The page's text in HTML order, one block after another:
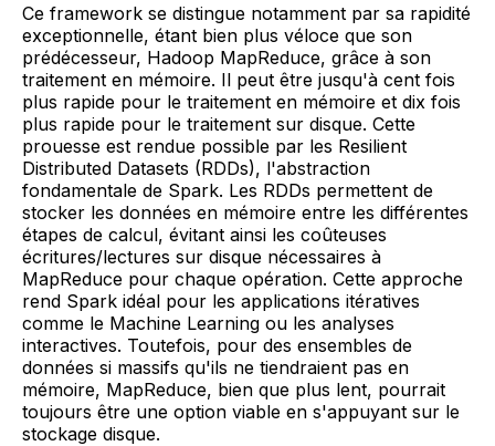
Ce framework se distingue notamment par sa rapidité
exceptionnelle, étant bien plus véloce que son
prédécesseur, Hadoop MapReduce, grâce à son
traitement en mémoire. Il peut être jusqu'à cent fois
plus rapide pour le traitement en mémoire et dix fois
plus rapide pour le traitement sur disque. Cette
prouesse est rendue possible par les Resilient
Distributed Datasets (RDDs), l'abstraction
fondamentale de Spark. Les RDDs permettent de
stocker les données en mémoire entre les différentes
étapes de calcul, évitant ainsi les coûteuses
écritures/lectures sur disque nécessaires à
MapReduce pour chaque opération. Cette approche
rend Spark idéal pour les applications itératives
comme le Machine Learning ou les analyses
interactives. Toutefois, pour des ensembles de
données si massifs qu'ils ne tiendraient pas en
mémoire, MapReduce, bien que plus lent, pourrait
toujours être une option viable en s'appuyant sur le
stockage disque.